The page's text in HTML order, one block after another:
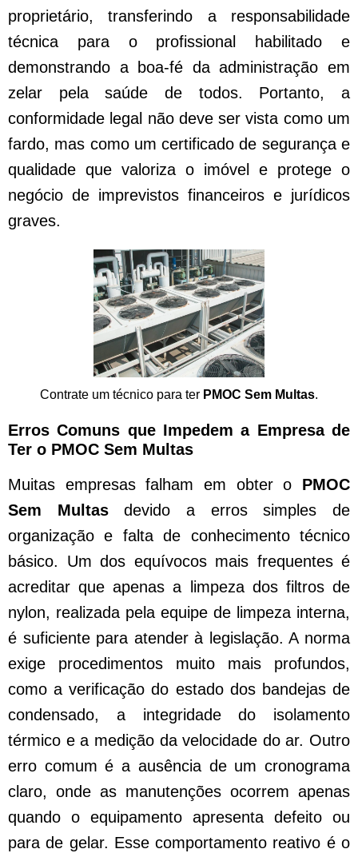
proprietário, transferindo a responsabilidade
técnica para o profissional habilitado e
demonstrando a boa-fé da administração em
zelar pela saúde de todos. Portanto, a
conformidade legal não deve ser vista como um
fardo, mas como um certificado de segurança e
qualidade que valoriza o imóvel e protege o
negócio de imprevistos financeiros e jurídicos
graves.
Contrate um técnico para ter PMOC Sem Multas.
Erros Comuns que Impedem a Empresa de
Ter o PMOC Sem Multas
Muitas empresas falham em obter o PMOC
Sem Multasdevido a erros simples de
organização e falta de conhecimento técnico
básico. Um dos equívocos mais frequentes é
acreditar que apenas a limpeza dos filtros de
nylon, realizada pela equipe de limpeza interna,
é suficiente para atender à legislação. A norma
exige procedimentos muito mais profundos,
como a verificação do estado dos bandejas de
condensado, a integridade do isolamento
térmico e a medição da velocidade do ar. Outro
erro comum é a ausência de um cronograma
claro, onde as manutenções ocorrem apenas
quando o equipamento apresenta defeito ou
para de gelar. Esse comportamento reativo é o